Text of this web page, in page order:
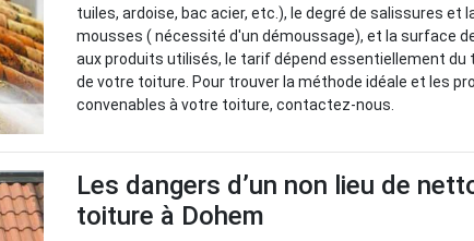
tuiles, ardoise, bac acier, etc.), le degré de salissures et
mousses ( nécessité d'un démoussage), et la surface
aux produits utilisés, le tarif dépend essentiellement du
de votre toiture. Pour trouver la méthode idéale et les
convenables à votre toiture, contactez-nous.
Les dangers d’un non lieu de
toiture à Dohem